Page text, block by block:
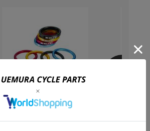
KCNC ヘッドセットスペー
サー セット
販売価格(税込)：1,980 円 販売価格(